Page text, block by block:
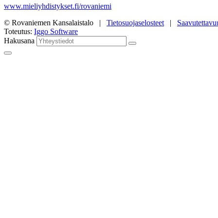
www.mieliyhdistykset.fi/rovaniemi
© Rovaniemen Kansalaistalo | Tietosuojaselosteet |
Toteutus: Iggo Software
Hakusana